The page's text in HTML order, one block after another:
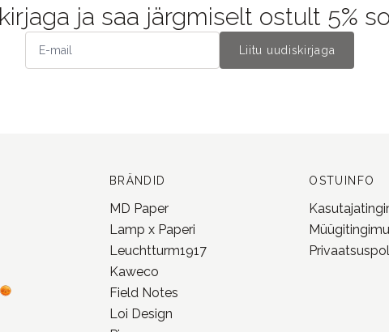
ja saa järgmiselt ostult 5%
Liitu uudiskirjaga
BRÄNDID
MD Paper
Lamp x Paperi
Leuchtturm1917
Kaweco
Field Notes
Loi Design
OSTUINFO